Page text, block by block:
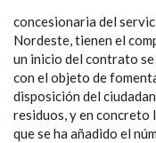
concesionaria del
Nordeste, tienen el
un inicio del contrato
con el objeto de
disposición del
residuos, y en concreto
que se ha añadido el